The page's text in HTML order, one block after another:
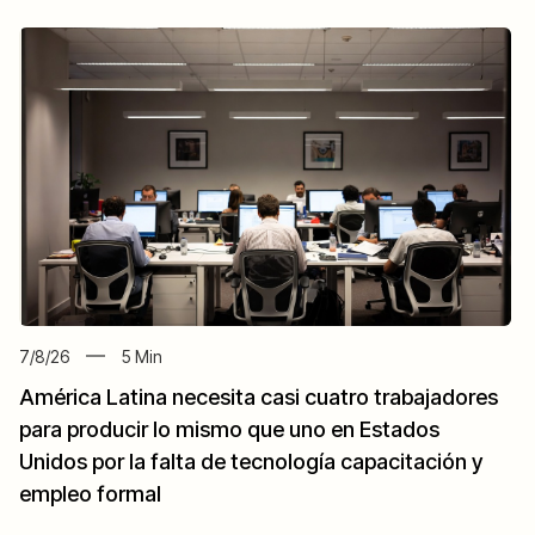
7/8/26 5 Min
América Latina necesita casi cuatro trabajadores
para producir lo mismo que uno en Estados
Unidos por la falta de tecnología capacitación y
empleo formal